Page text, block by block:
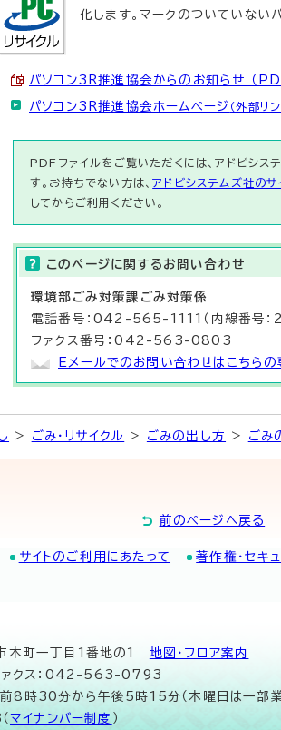
化します。マークのついていない
パソコン3R推進協会からのお知らせ （
パソコン3R推進協会ホームページ （外部リン
PDFファイルをご覧いただくには、アドビ
す。お持ちでない方は、アドビシステムズ社のサ
してからご利用ください。
このページに関する お問い合わせ
環境部 ごみ対策課 ごみ対策係
電話番号：042-565-1111（内線番号
ファクス番号：042-563-0803
Eメールでのお問い合わせはこちらの
> ごみ・リサイクル > ごみの出し方 > ごみ
前のページへ戻る
サイトのご利用にあたって 著作権・セキ
本町一丁目1番地の1 地図･フロア案内
クス：042-563-0793
前8時30分から午後5時15分（木曜日は一部
マイナンバー制度 ）